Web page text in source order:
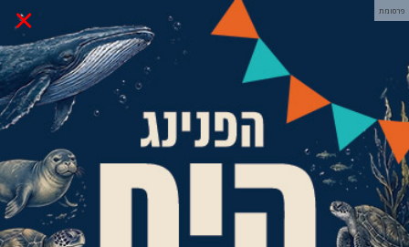
× פרסומת